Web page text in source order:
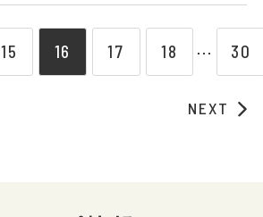
15 16 17 18 ⋯ 30
NEXT